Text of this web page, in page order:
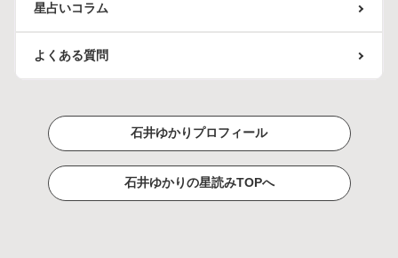
星占いコラム
よくある質問
石井ゆかりプロフィール
石井ゆかりの星読みTOPへ